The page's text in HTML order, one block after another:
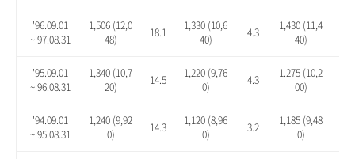
'96.09.01
~'97.08.31
1,506 (12,0
48)
18.1
1,330 (10,6
40)
4.3
1,430 (11,4
40)
'95.09.01
~'96.08.31
1,340 (10,7
20)
14.5
1,220 (9,76
0)
4.3
1.275 (10,2
00)
'94.09.01
~'95.08.31
1,240 (9,92
0)
14.3
1,120 (8,96
0)
3.2
1,185 (9,48
0)